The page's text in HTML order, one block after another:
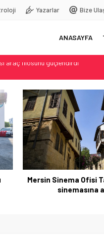
Yazarlar Bize
ANASAYFA
Tarsus’u dünya sinemasına
tesis kazanacak
etkinliği
Yumaklı’ya sordu: Mersin orman
araç filosunu güçlendirdi
Mersin Sinema Ofisi
sinemasına